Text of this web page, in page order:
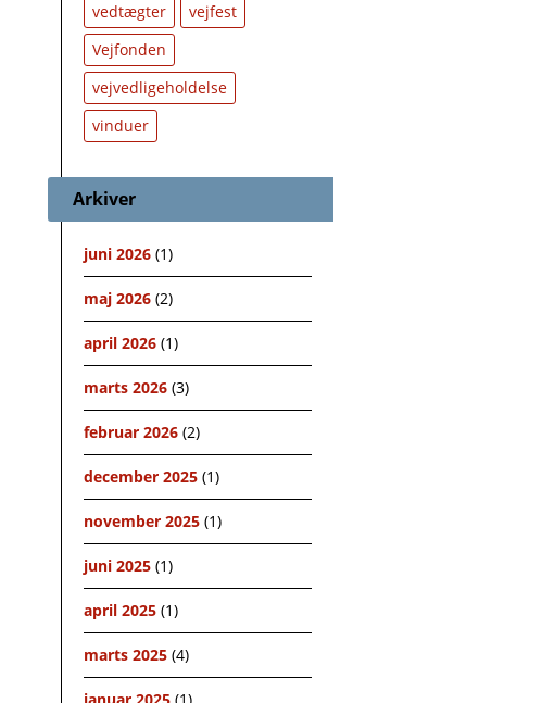
vedtægter
vejfest
Vejfonden
vejvedligeholdelse
vinduer
Arkiver
juni 2026 (1)
maj 2026 (2)
april 2026 (1)
marts 2026 (3)
februar 2026 (2)
december 2025 (1)
november 2025 (1)
juni 2025 (1)
april 2025 (1)
marts 2025 (4)